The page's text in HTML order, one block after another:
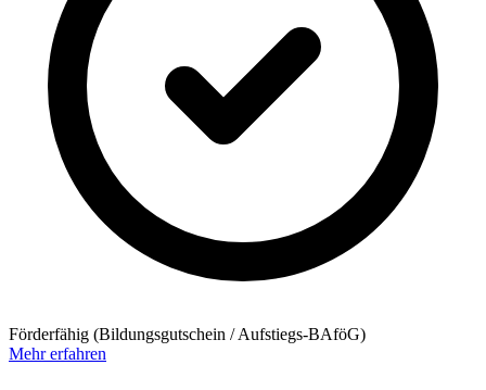
Förderfähig (Bildungsgutschein / Aufstiegs-BAföG)
Mehr erfahren